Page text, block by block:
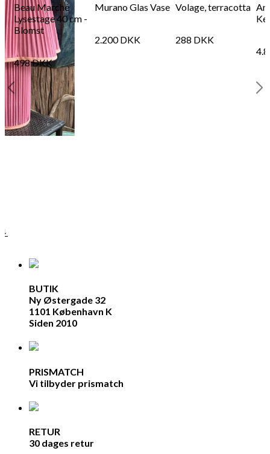
Beau Marché
Lysestage 40 cm -
Blomst
498DKK
Murano Glas Vase
2.200DKK
Volage, terracotta
288 DKK
BUTIK
Ny Østergade 32
1101 København K
Siden 2010
PRISMATCH
Vi tilbyder prismatch
RETUR
30 dages retur